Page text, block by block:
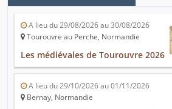
A lieu du 29/08/2026 au 30/08/2026
Tourouvre au Perche, Normandie
Les médiévales de Tourouvre 2026
A lieu du 29/10/2026 au 01/11/2026
Bernay, Normandie